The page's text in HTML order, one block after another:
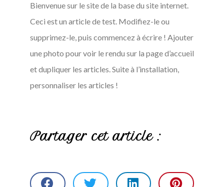
Bienvenue sur le site de la base du site internet.
Ceci est un article de test. Modifiez-le ou
supprimez-le, puis commencez à écrire ! Ajouter
une photo pour voir le rendu sur la page d’accueil
et dupliquer les articles. Suite à l’installation,
personnaliser les articles !
Partager cet article :